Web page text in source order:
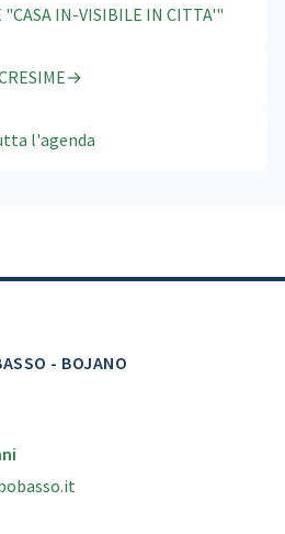
"CASA IN-VISIBILE IN CITTA'"
→
l'agenda
- BOJANO